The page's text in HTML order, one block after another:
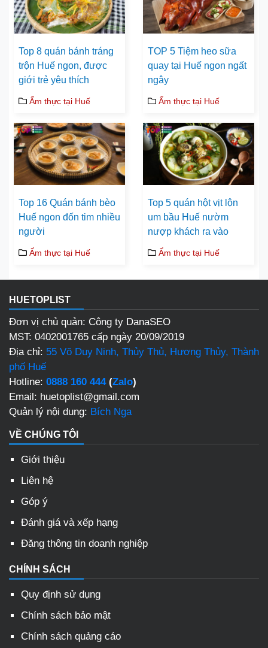
Top 8 quán bánh tráng
trộn Huế ngon, được
giới trẻ yêu thích
Ẩm thực tại Huế
TOP 5 Tiệm heo sữa
quay tại Huế ngon ngất
ngây
Ẩm thực tại Huế
Top 16 Quán bánh bèo
Huế ngon đốn tim nhiều
người
Ẩm thực tại Huế
Top 5 quán hột vịt lộn
um bầu Huế nườm
nượp khách ra vào
Ẩm thực tại Huế
HUETOPLIST
Đơn vị chủ quản: Công ty DanaSEO
MST: 0402001765 cấp ngày 20/09/2019
Địa chỉ: 55 Võ Duy Ninh, Thủy Thủ, Hương Thủy, Thành
phố Huế
Hotline: 0888 160 444(Zalo)
Email: huetoplist@gmail.com
Quản lý nội dung: Bích Nga
VỀ CHÚNG TÔI
Giới thiệu
Liên hệ
Góp ý
Đánh giá và xếp hạng
Đăng thông tin doanh nghiệp
CHÍNH SÁCH
Quy định sử dụng
Chính sách bảo mật
Chính sách quảng cáo